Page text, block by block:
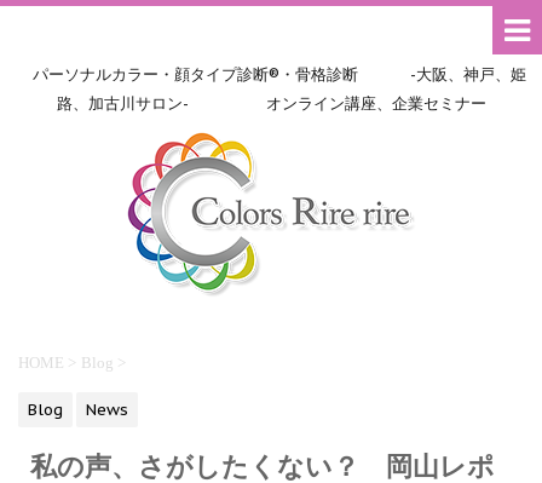
パーソナルカラー・顔タイプ診断®・骨格診断 -大阪、神戸、姫
路、加古川サロン- オンライン講座、企業セミナー
HOME > Blog >
Blog News
私の声、さがしたくない？ 岡山レポ